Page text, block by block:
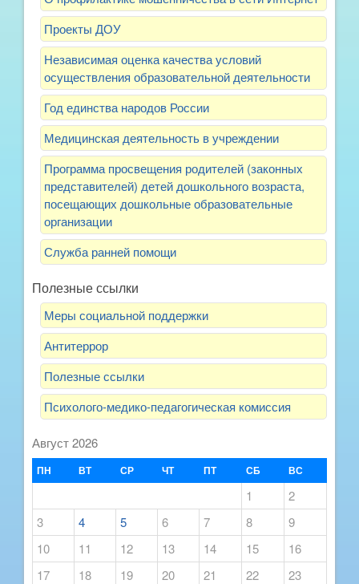
Проекты ДОУ
Независимая оценка качества условий
осуществления образовательной деятельности
Год единства народов России
Медицинская деятельность в учреждении
Программа просвещения родителей (законных
представителей) детей дошкольного возраста,
посещающих дошкольные образовательные
организации
Служба ранней помощи
Полезные ссылки
Меры социальной поддержки
Антитеррор
Полезные ссылки
Психолого-медико-педагогическая комиссия
Август 2026
ПН ВТ СР ЧТ ПТ СБ ВС
1
2
3
4 5 6 7 8
9
10
11 12 13 14 15
16
17
18 19 20 21 22
23